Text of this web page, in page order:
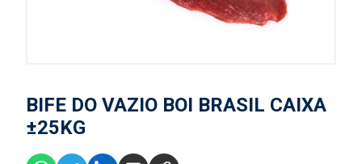
BIFE DO VAZIO BOI BRASIL CAIXA
±25KG